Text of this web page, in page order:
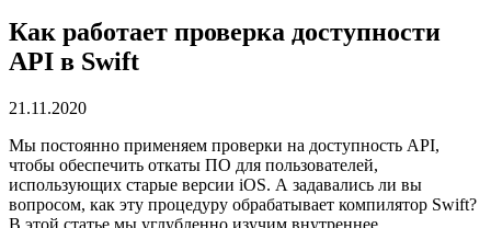
Как работает проверка доступности
API в Swift
21.11.2020
Мы постоянно применяем проверки на доступность API,
чтобы обеспечить откаты ПО для пользователей,
использующих старые версии iOS. А задавались ли вы
вопросом, как эту процедуру обрабатывает компилятор Swift?
В этой статье мы углубленно изучим внутреннее